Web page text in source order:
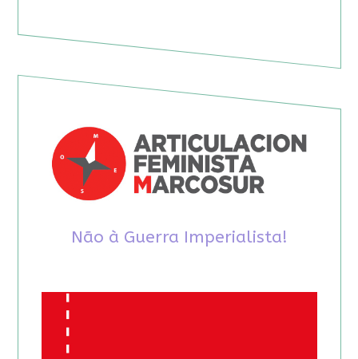
Não à Guerra Imperialista!